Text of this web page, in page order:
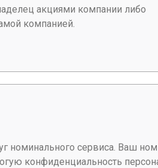
акциями компании либо
компанией.
номинального сервиса. Ваш
конфиденциальность